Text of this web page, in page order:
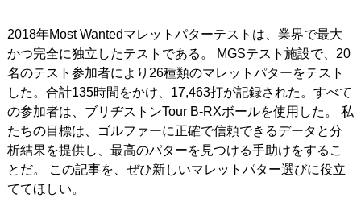
2018年Most Wantedマレットパターテストは、業界で最大
かつ完全に独立したテストである。 MGSテスト施設で、20
名のテスト参加者により26種類のマレットパターをテスト
した。合計135時間をかけ、17,463打が記録された。すべて
の参加者は、ブリヂストンTour B-RXボールを使用した。 私
たちの目標は、ゴルファーに正確で信頼できるデータと分
析結果を提供し、最高のパターを見つける手助けをするこ
とだ。 この記事を、ぜひ新しいマレットパター選びに役立
ててほしい。